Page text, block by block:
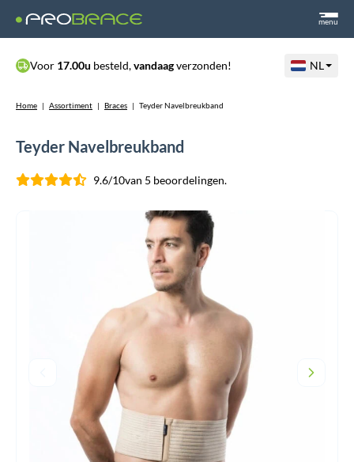
menu
Voor 17.00u besteld,vandaagverzonden! NL
Home | Assortiment | Braces | Teyder Navelbreukband
Teyder Navelbreukband
9.6/10van 5 beoordelingen.